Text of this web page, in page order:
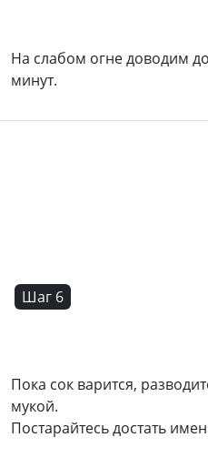
На слабом огне доводим
минут.
Шаг 6
Пока сок варится,
мукой.
Постарайтесь достать